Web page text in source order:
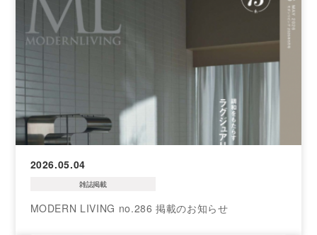
2026.05.04
雑誌掲載
MODERN LIVING no.286 掲載のお知らせ